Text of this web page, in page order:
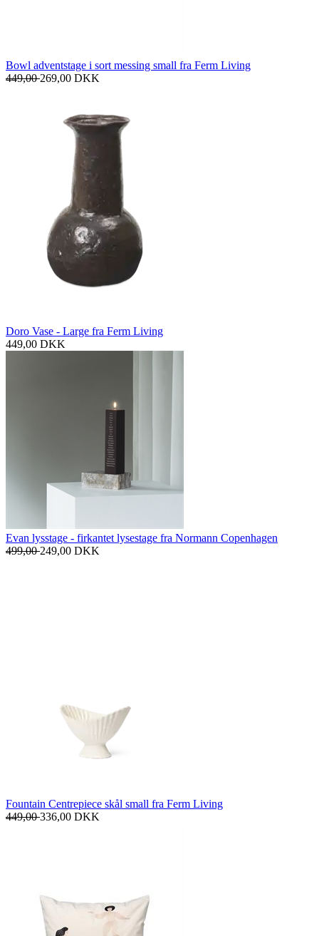
Bowl adventstage i sort messing small fra Ferm Living
449,00269,00 DKK
Doro Vase - Large fra Ferm Living
449,00 DKK
Evan lysstage - firkantet lysestage fra Normann Copenhagen
499,00249,00 DKK
Fountain Centrepiece skål small fra Ferm Living
449,00336,00 DKK